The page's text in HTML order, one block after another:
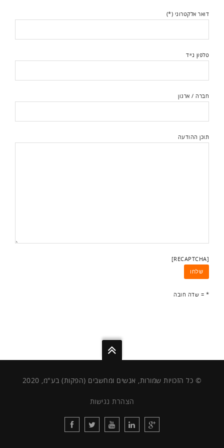
דואר אלקטרוני (*)
טלפון נייד
חברה / ארגון
תוכן ההודעה
[RECAPTCHA]
* = שדה חובה
© כל הזכויות שמורות, אנשים ומחשבים (הפקות) בע"מ, 2020
הצהרת נגישות